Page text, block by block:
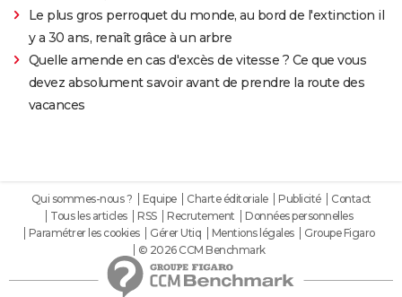
Le plus gros perroquet du monde, au bord de l'extinction il
y a 30 ans, renaît grâce à un arbre
Quelle amende en cas d'excès de vitesse ? Ce que vous
devez absolument savoir avant de prendre la route des
vacances
Qui sommes-nous ? Equipe Charte éditoriale Publicité
Contact
Tous les articles
RSS Recrutement
Données personnelles
Paramétrer les cookies
Gérer Utiq Mentions légales
Groupe Figaro
© 2026 CCM Benchmark